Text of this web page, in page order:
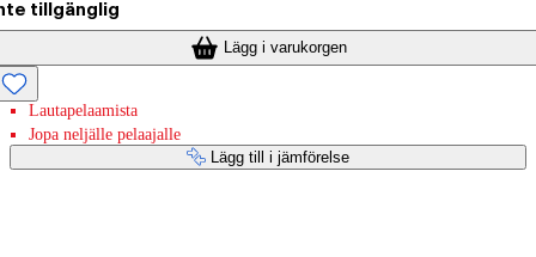
tillgänglig
Lägg i varukorgen
Lautapelaamista
Jopa neljälle pelaajalle
Lägg till i jämförelse